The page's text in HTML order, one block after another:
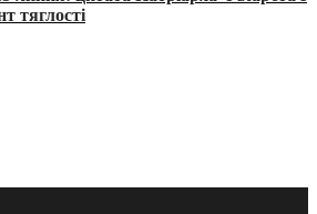
тяглості